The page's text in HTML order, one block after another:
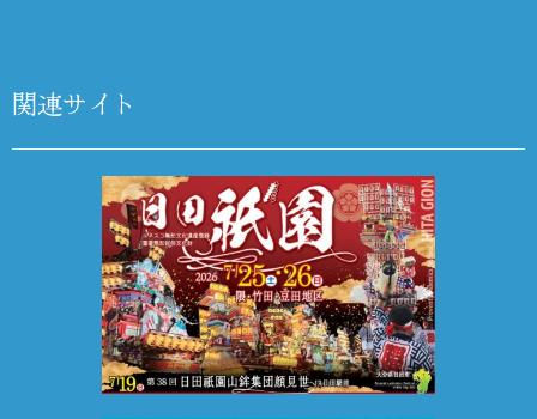
関連サイト